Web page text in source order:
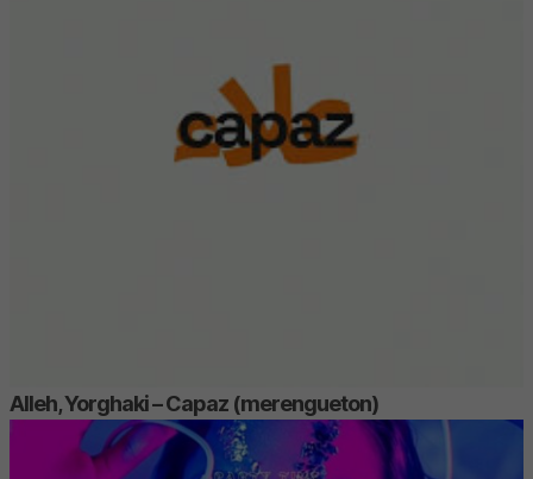
Alleh, Yorghaki – Capaz (merengueton)